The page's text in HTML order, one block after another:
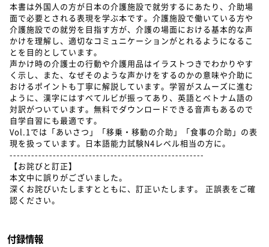
本書は外国人の方が日本の介護施設で就労するにあたり、介助場
面で必要とされる表現を学ぶ本です。介護施設で働いている方や
介護施設での就労を目指す方が、介護の場面における基本的な声
かけを理解し、適切なコミュニケーションがとれるようになるこ
とを目的としています。
声かけ時の介護士の行動や介護用品はイラストつきでわかりやす
く示し、また、なぜそのような声かけをするのかの意味や介助に
おけるポイントも丁寧に解説しています。学習がスムーズに進む
ように、漢字にはすべてルビが振ってあり、英語とベトナム語の
対訳がついています。無料でダウンロードできる音声もあるので
自学自習にも最適です。
Vol.1では「あいさつ」「移乗・移動の介助」「食事の介助」の表
現を扱っています。日本語能力試験N4レベル相当の方に。
------------------------------------------------------
【お詫びと訂正】
本文中に誤りがございました。
深くお詫びいたしますとともに、訂正いたします。 正誤表をご確
認ください。
付録情報